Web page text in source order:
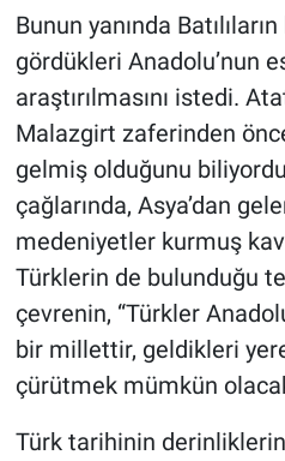
Bunun yanında
gördükleri Anadolu’nun
araştırılmasını istedi.
Malazgirt zaferinden
gelmiş olduğunu
çağlarında, Asya’dan
medeniyetler kurmuş
Türklerin de bulunduğu
çevrenin, “Türkler
bir millettir, geldikleri
çürütmek mümkün
Türk tarihinin